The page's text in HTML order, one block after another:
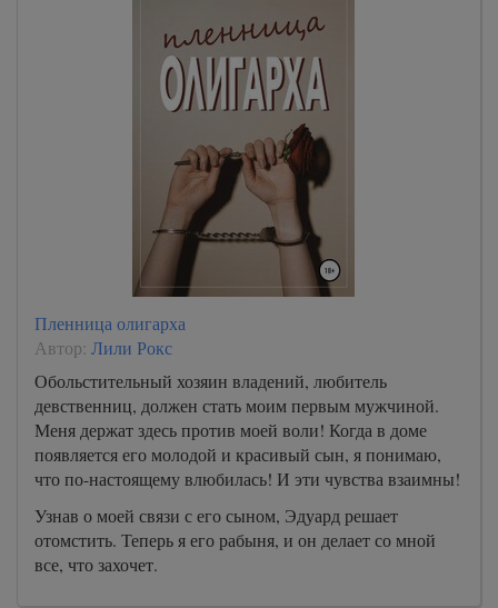
Пленница олигарха
Автор: Лили Рокс
Обольстительный хозяин владений, любитель
девственниц, должен стать моим первым мужчиной.
Меня держат здесь против моей воли! Когда в доме
появляется его молодой и красивый сын, я понимаю,
что по-настоящему влюбилась! И эти чувства взаимны!
Узнав о моей связи с его сыном, Эдуард решает
отомстить. Теперь я его рабыня, и он делает со мной
все, что захочет.